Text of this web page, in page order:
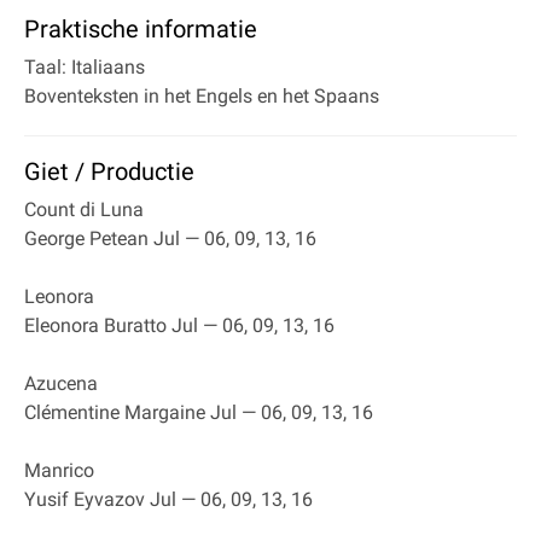
Praktische informatie
Taal: Italiaans
Boventeksten in het Engels en het Spaans
Giet / Productie
Count di Luna
George Petean Jul — 06, 09, 13, 16
Leonora
Eleonora Buratto Jul — 06, 09, 13, 16
Azucena
Clémentine Margaine Jul — 06, 09, 13, 16
Manrico
Yusif Eyvazov Jul — 06, 09, 13, 16